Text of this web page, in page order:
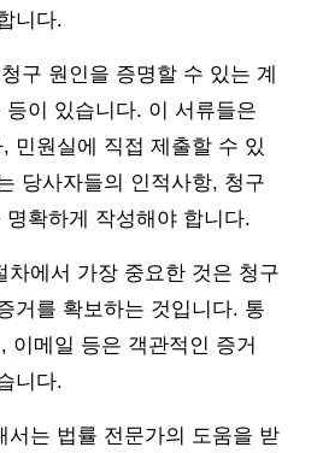
니다.
구 원인을 증명할 수 있는 계
이 있습니다. 이 서류들은
민원실에 직접 제출할 수 있
당사자들의 인적사항, 청구
확하게 작성해야 합니다.
차에서 가장 중요한 것은 청구
거를 확보하는 것입니다. 통
이메일 등은 객관적인 증거
니다.
서는 법률 전문가의 도움을 받